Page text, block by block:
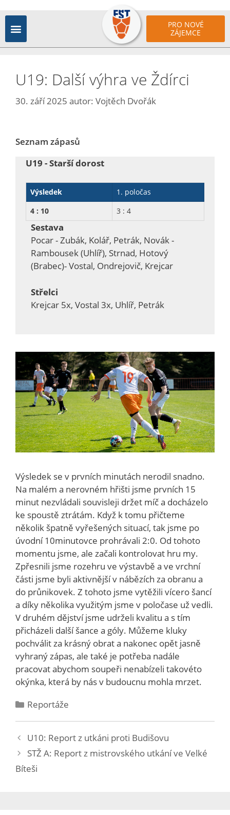
PRO NOVÉ
ZÁJEMCE
U19: Další výhra ve Ždírci
30. září 2025 autor: Vojtěch Dvořák
Seznam zápasů
U19 - Starší dorost
Výsledek
1. poločas
4 : 10
3 : 4
Sestava
Pocar - Zubák, Kolář, Petrák, Novák -
Rambousek (Uhlíř), Strnad, Hotový
(Brabec)- Vostal, Ondrejovič, Krejcar
Střelci
Krejcar 5x, Vostal 3x, Uhlíř, Petrák
Výsledek se v prvních minutách nerodil snadno.
Na malém a nerovném hřišti jsme prvních 15
minut nezvládali souvisleji držet míč a docházelo
ke spoustě ztrátám. Když k tomu přičteme
několik špatně vyřešených situací, tak jsme po
úvodní 10minutovce prohrávali 2:0. Od tohoto
momentu jsme, ale začali kontrolovat hru my.
Zpřesnili jsme rozehru ve výstavbě a ve vrchní
části jsme byli aktivnější v nábězích za obranu a
do průnikovek. Z tohoto jsme vytěžili vícero šancí
a díky několika využitým jsme v poločase už vedli.
V druhém dějství jsme udrželi kvalitu a s tím
přicházeli další šance a góly. Můžeme kluky
pochválit za krásný obrat a nakonec opět jasně
vyhraný zápas, ale také je potřeba nadále
pracovat abychom soupeři nenabízeli takovéto
okýnka, která by nás v budoucnu mohla mrzet.
Reportáže
U10: Report z utkáni proti Budišovu
STŽ A: Report z mistrovského utkání ve Velké
Bíteši